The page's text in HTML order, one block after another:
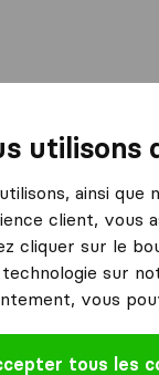
73
i
Rédiger un
utilisons
ainsi
client, vous
cliquer sur le
sur
vous
tous les